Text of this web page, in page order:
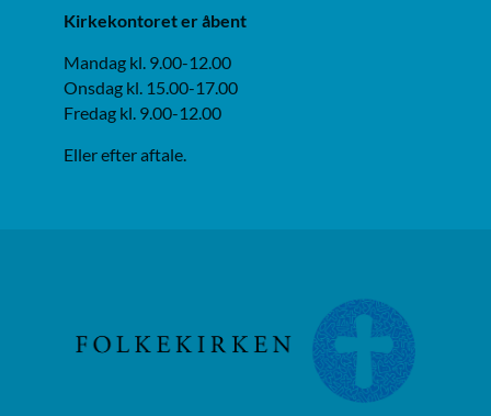
Kirkekontoret er åbent
Mandag kl. 9.00-12.00
Onsdag kl. 15.00-17.00
Fredag kl. 9.00-12.00
Eller efter aftale.